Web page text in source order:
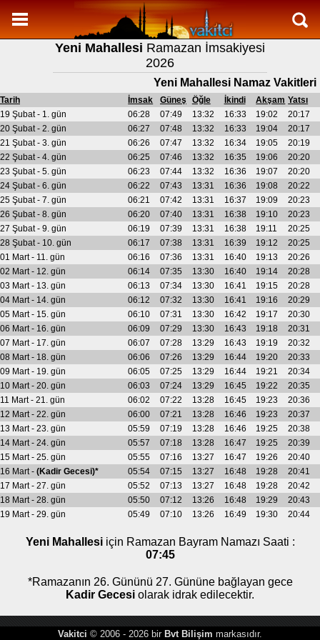
Namaz Vakitleri
Yeni Mahallesi Aylık Namaz Vakitleri
Yeni Mahallesi Ramazan imsakiyesi
Namaz Nasıl Kılınır?
Bilgi
İletişim
Yeni Mahallesi Ramazan İmsakiyesi
2026
Yeni Mahallesi Namaz Vakitleri
Tarih İmsak Güneş Öğle İkindi Akşam Yatsı
19 Şubat - 1. gün
06:28 07:49 13:32 16:33 19:02
20:17
20 Şubat - 2. gün
06:27 07:48 13:32 16:33 19:04
20:17
21 Şubat - 3. gün
06:26 07:47 13:32 16:34 19:05
20:19
22 Şubat - 4. gün
06:25 07:46 13:32 16:35 19:06
20:20
23 Şubat - 5. gün
06:23 07:44 13:32 16:36 19:07
20:20
24 Şubat - 6. gün
06:22 07:43 13:31 16:36 19:08
20:22
25 Şubat - 7. gün
06:21 07:42 13:31 16:37 19:09
20:23
26 Şubat - 8. gün
06:20 07:40 13:31 16:38 19:10
20:23
27 Şubat - 9. gün
06:19 07:39 13:31 16:38 19:11
20:25
28 Şubat - 10. gün
06:17 07:38 13:31 16:39 19:12
20:25
01 Mart - 11. gün
06:16 07:36 13:31 16:40 19:13
20:26
02 Mart - 12. gün
06:14 07:35 13:30 16:40 19:14
20:28
03 Mart - 13. gün
06:13 07:34 13:30 16:41 19:15
20:28
04 Mart - 14. gün
06:12 07:32 13:30 16:41 19:16
20:29
05 Mart - 15. gün
06:10 07:31 13:30 16:42 19:17
20:30
06 Mart - 16. gün
06:09 07:29 13:30 16:43 19:18
20:31
07 Mart - 17. gün
06:07 07:28 13:29 16:43 19:19
20:32
08 Mart - 18. gün
06:06 07:26 13:29 16:44 19:20
20:33
09 Mart - 19. gün
06:05 07:25 13:29 16:44 19:21
20:34
10 Mart - 20. gün
06:03 07:24 13:29 16:45 19:22
20:35
11 Mart - 21. gün
06:02 07:22 13:28 16:45 19:23
20:36
12 Mart - 22. gün
06:00 07:21 13:28 16:46 19:23
20:37
13 Mart - 23. gün
05:59 07:19 13:28 16:46 19:25
20:38
14 Mart - 24. gün
05:57 07:18 13:28 16:47 19:25
20:39
15 Mart - 25. gün
05:55 07:16 13:27 16:47 19:26
20:40
16 Mart - (Kadir Gecesi)* 05:54 07:15 13:27 16:48 19:28
20:41
17 Mart - 27. gün
05:52 07:13 13:27 16:48 19:28
20:42
18 Mart - 28. gün
05:50 07:12 13:26 16:48 19:29
20:43
19 Mart - 29. gün
05:49 07:10 13:26 16:49 19:30 20:44
Yeni Mahallesiiçin Ramazan Bayram Namazı Saati :
07:45
*Ramazanın 26. Gününü 27. Gününe bağlayan gece
Kadir Gecesi olarak idrak edilecektir.
Vakitci © 2006 - 2026 bir Bvt Bilişim markasıdır.